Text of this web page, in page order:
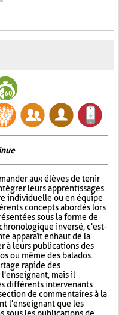
aux élèves de tenir
leurs apprentissages.
individuelle ou en équipe
concepts abordés lors
sous la forme de
inversé, c'est-
apparaît en haut de la
à leurs publications des
ou même des balados.
rapide des
mais il
différents intervenants
de commentaires à la
l'enseignant que les